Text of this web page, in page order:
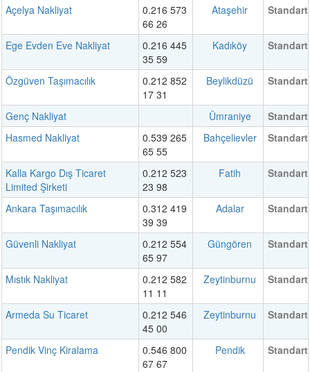
Açelya Nakliyat
0.216 573
66 26
Ataşehir Standart
Ege Evden Eve Nakliyat
0.216 445
35 59
Kadıköy Standart
Özgüven Taşımacılık
0.212 852
17 31
Beylikdüzü Standart
Genç Nakliyat Ümraniye
Standart
Hasmed Nakliyat
0.539 265
65 55
Bahçelievler Standart
Kalla Kargo Dış Ticaret
Limited Şirketi
0.212 523
23 98
Fatih Standart
Ankara Taşımacılık
0.312 419
39 39
Adalar Standart
Güvenli Nakliyat
0.212 554
65 97
Güngören Standart
Mıstık Nakliyat
0.212 582
11 11
Zeytinburnu Standart
Armeda Su Ticaret
0.212 546
45 00
Zeytinburnu Standart
Pendik Vinç Kiralama
0.546 800
67 67
Pendik Standart